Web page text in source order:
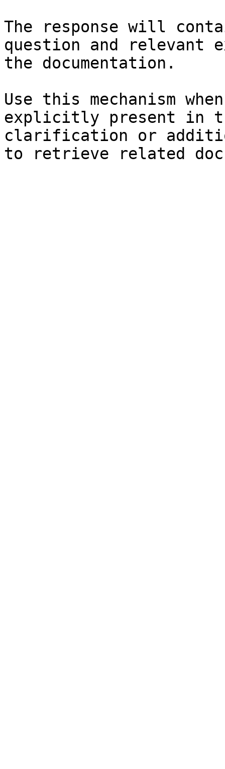
The response will
question and relevant
the documentation.
Use this mechanism
explicitly present in
clarification or